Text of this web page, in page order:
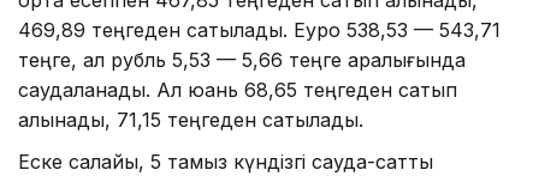
469,89 теңгеден сатылады. Еуро 538,53 — 543,71
теңге, ал рубль 5,53 — 5,66 теңге аралығында
саудаланады. Ал юань 68,65 теңгеден сатып
алынады, 71,15 теңгеден сатылады.
Еске салайық, 5 тамыз күндізгі сауда-саттық